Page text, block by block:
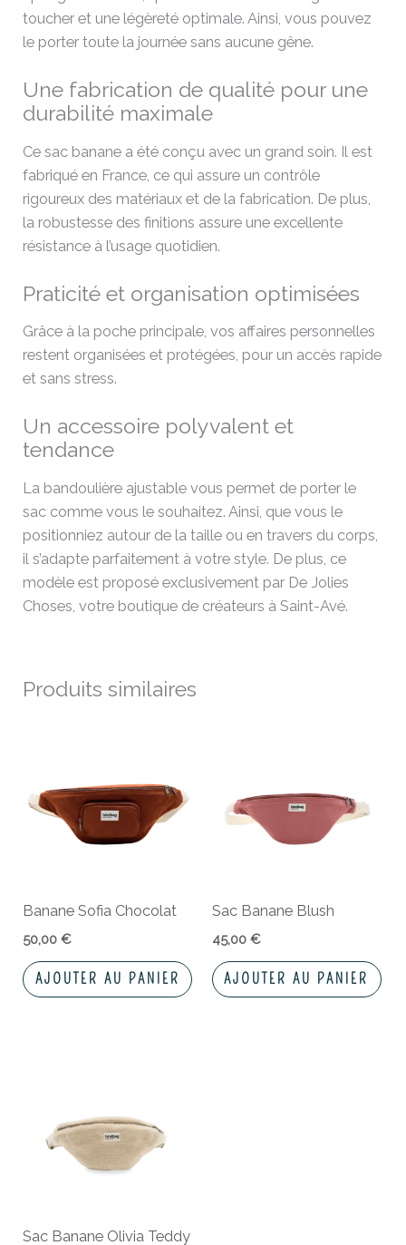
toucher et une légèreté optimale. Ainsi, vous pouvez
le porter toute la journée sans aucune gêne.
Une fabrication de qualité pour une
durabilité maximale
Ce sac banane a été conçu avec un grand soin. Il est
fabriqué en France, ce qui assure un contrôle
rigoureux des matériaux et de la fabrication. De plus,
la robustesse des finitions assure une excellente
résistance à l’usage quotidien.
Praticité et organisation optimisées
Grâce à la poche principale, vos affaires personnelles
restent organisées et protégées, pour un accès rapide
et sans stress.
Un accessoire polyvalent et
tendance
La bandoulière ajustable vous permet de porter le
sac comme vous le souhaitez. Ainsi, que vous le
positionniez autour de la taille ou en travers du corps,
il s’adapte parfaitement à votre style. De plus, ce
modèle est proposé exclusivement par De Jolies
Choses, votre boutique de créateurs à Saint-Avé.
Produits similaires
Banane Sofia Chocolat
50,00€
AJOUTER AU PANIER
Sac Banane Blush
45,00 €
AJOUTER AU PANIER
Sac Banane Olivia Teddy